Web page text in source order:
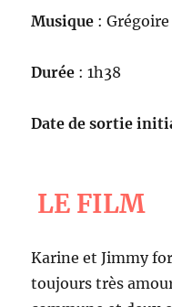
Musique :
Durée : 1h38
Date de sortie
LE FILM
Karine et Jimmy
toujours très